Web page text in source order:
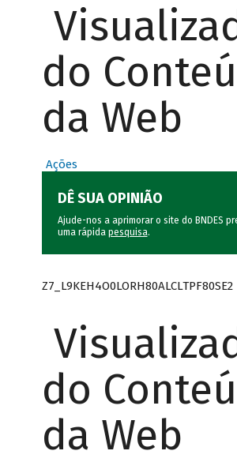
do
da Web
Ações
DÊ SUA OPINIÃO
Ajude-nos a aprimorar o site do BNDES
uma rápida pesquisa.
Z7_L9KEH4O0LORH80ALCLTPF80SE2
do
da Web